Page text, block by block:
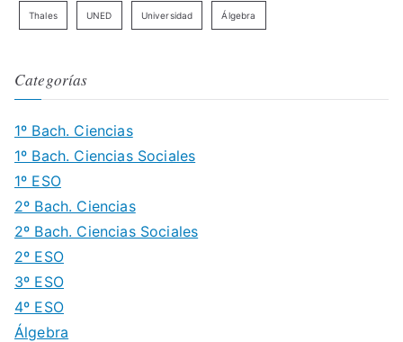
Thales UNED Universidad Álgebra
Categorías
1º Bach. Ciencias
1º Bach. Ciencias Sociales
1º ESO
2º Bach. Ciencias
2º Bach. Ciencias Sociales
2º ESO
3º ESO
4º ESO
Álgebra